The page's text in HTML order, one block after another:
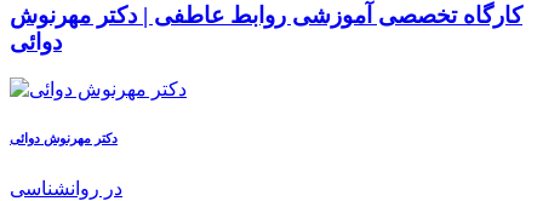
کارگاه تخصصی آموزشی روابط عاطفی | دکتر مهرنوش
دوائی
دکتر مهرنوش دوائی
در روانشناسی